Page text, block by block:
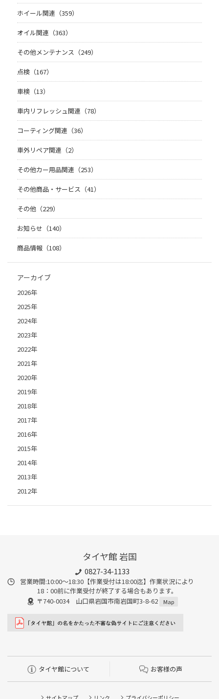
ホイール関連（359）
オイル関連（363）
その他メンテナンス（249）
点検（167）
車検（13）
車内リフレッシュ関連（78）
コーティング関連（36）
車外リペア関連（2）
その他カー用品関連（253）
その他商品・サービス（41）
その他（229）
お知らせ（140）
商品情報（108）
アーカイブ
2026年
2025年
2024年
2023年
2022年
2021年
2020年
2019年
2018年
2017年
2016年
2015年
2014年
2013年
2012年
タイヤ館 岩国
0827-34-1133
営業時間:10:00〜18:30【作業受付は18:00迄】作業状況により
18：00前に作業受付が終了する場合もあります。
〒740-0034 山口県岩国市南岩国町3-8-62
Map
タイヤ館について お客様の声